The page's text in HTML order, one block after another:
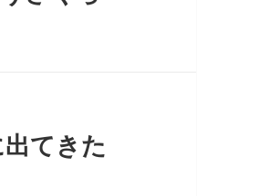
てきた